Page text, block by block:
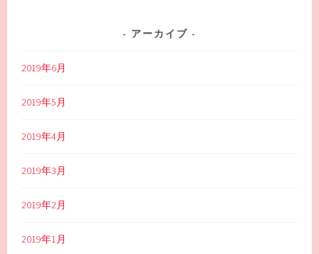
アーカイブ
2019年6月
2019年5月
2019年4月
2019年3月
2019年2月
2019年1月